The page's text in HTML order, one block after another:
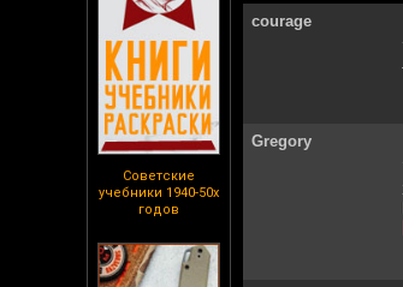
Советские
учебники 1940-50х
годов
courage
Gregory